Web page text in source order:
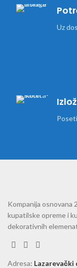
Uz
Kompanija osnovana
kupatilske opreme i
dekorativnih
Adresa: Lazarevački